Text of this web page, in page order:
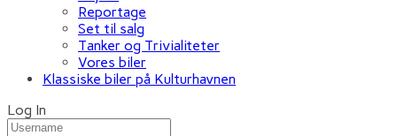
Reportage
Set til salg
Tanker og Trivialiteter
Vores biler
Klassiske biler på Kulturhavnen
Log In